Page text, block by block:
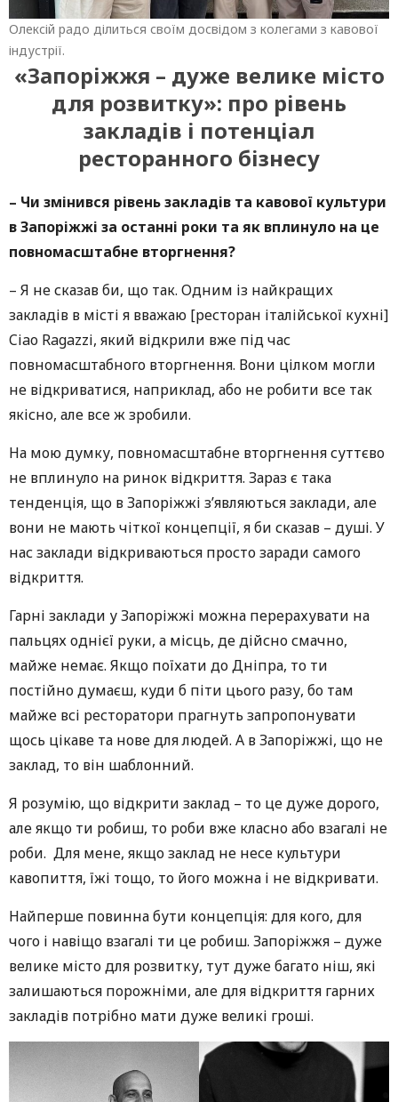
Олексій радо ділиться своїм досвідом з колегами з кавової
індустрії.
«Запоріжжя – дуже велике місто
для розвитку»: про рівень
закладів і потенціал
ресторанного бізнесу
– Чи змінився рівень закладів та кавової культури
в Запоріжжі за останні роки та як вплинуло на це
повномасштабне вторгнення?
– Я не сказав би, що так. Одним із найкращих
закладів в місті я вважаю [ресторан італійської кухні]
Ciao Ragazzi, який відкрили вже під час
повномасштабного вторгнення. Вони цілком могли
не відкриватися, наприклад, або не робити все так
якісно, але все ж зробили.
На мою думку, повномасштабне вторгнення суттєво
не вплинуло на ринок відкриття. Зараз є така
тенденція, що в Запоріжжі з’являються заклади, але
вони не мають чіткої концепції, я би сказав – душі. У
нас заклади відкриваються просто заради самого
відкриття.
Гарні заклади у Запоріжжі можна перерахувати на
пальцях однієї руки, а місць, де дійсно смачно,
майже немає. Якщо поїхати до Дніпра, то ти
постійно думаєш, куди б піти цього разу, бо там
майже всі ресторатори прагнуть запропонувати
щось цікаве та нове для людей. А в Запоріжжі, що не
заклад, то він шаблонний.
Я розумію, що відкрити заклад – то це дуже дорого,
але якщо ти робиш, то роби вже класно або взагалі не
роби. Для мене, якщо заклад не несе культури
кавопиття, їжі тощо, то його можна і не відкривати.
Найперше повинна бути концепція: для кого, для
чого і навіщо взагалі ти це робиш. Запоріжжя – дуже
велике місто для розвитку, тут дуже багато ніш, які
залишаються порожніми, але для відкриття гарних
закладів потрібно мати дуже великі гроші.